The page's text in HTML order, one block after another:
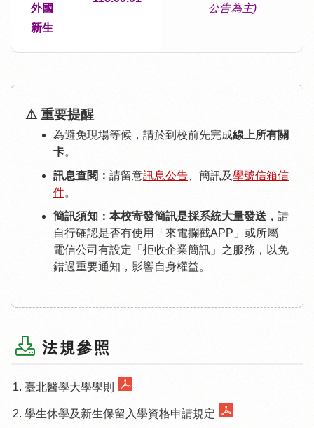
外國
新生
公告為主)
⚠️ 重要提醒
為避免現場等候，請於到校前先完成線上所有關
卡。
訊息查閱： 請留意訊息公告 、簡訊及學號信箱信
件。
簡訊須知：本校寄發簡訊是採系統大量發送， 請
自行確認是否有使用「來電攔截APP」或所屬
電信公司有設定「拒收企業簡訊」之服務，以免
錯過重要通知，影響自身權益。
法規參照
臺北醫學大學學則
學生休學及新生保留入學資格申請規定